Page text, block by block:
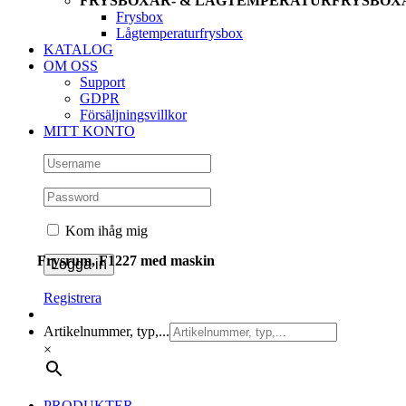
Frysbox
Lågtemperaturfrysbox
KATALOG
OM OSS
Support
GDPR
Försäljningsvillkor
MITT KONTO
Kom ihåg mig
Registrera
Artikelnummer, typ,...
×
Frysrum, F1227 med maskin